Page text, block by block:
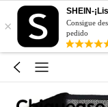
×
SHEIN-
Consigue
pedido